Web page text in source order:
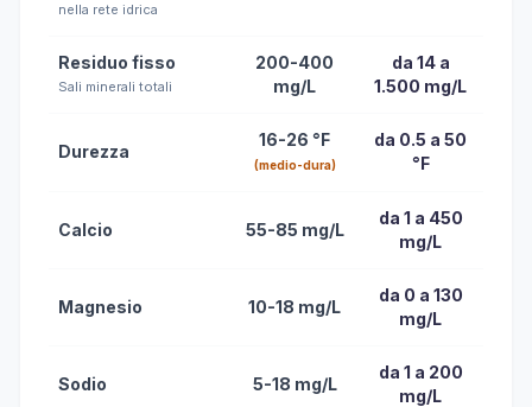
nella rete idrica
Residuo fisso
Sali minerali totali
200-400
mg/L
da 14 a
1.500 mg/L
Durezza
16-26 °F
(medio-dura)
da 0.5 a 50
°F
Calcio 55-85 mg/L
da 1 a 450
mg/L
Magnesio 10-18 mg/L
da 0 a 130
mg/L
Sodio 5-18 mg/L
da 1 a 200
mg/L